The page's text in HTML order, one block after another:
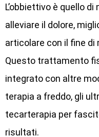
L’obbiettivo è quello
alleviare il dolore,
articolare con il fine
Questo trattamento
integrato con altre
terapia a freddo, gli
tecarterapia per
risultati.